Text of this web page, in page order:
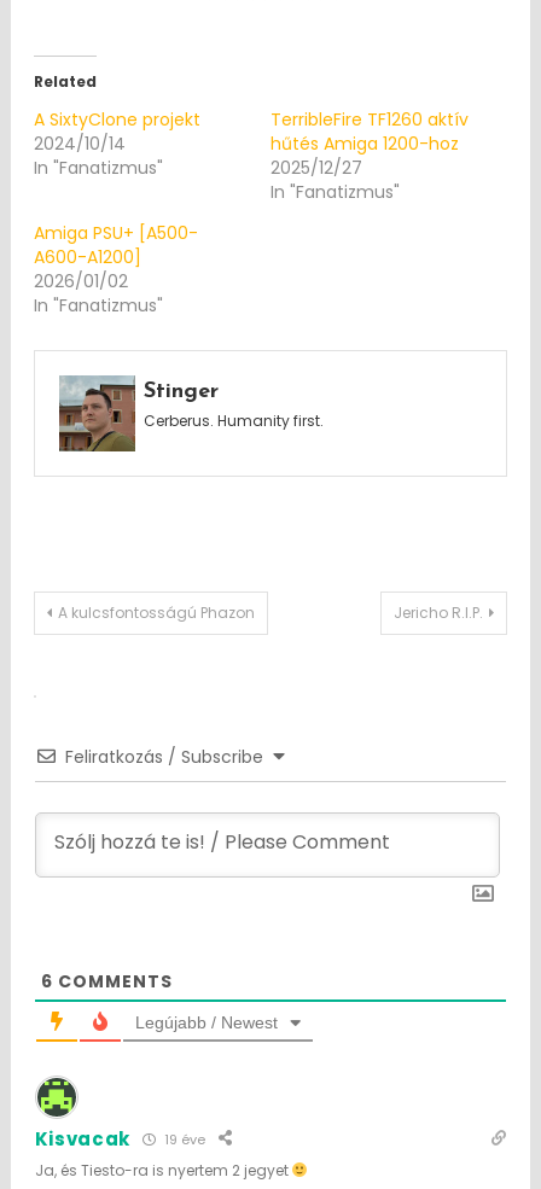
Related
A SixtyClone projekt
2024/10/14
In "Fanatizmus"
TerribleFire TF1260 aktív
hűtés Amiga 1200-hoz
2025/12/27
In "Fanatizmus"
Amiga PSU+ [A500-
A600-A1200]
2026/01/02
In "Fanatizmus"
Stinger
Cerberus. Humanity first.
Post
A kulcsfontosságú Phazon Jericho R.I.P.
Feliratkozás / Subscribe
6 COMMENTS
Legújabb / Newest
Kisvacak 19 éve
Ja, és Tiesto-ra is nyertem 2 jegyet